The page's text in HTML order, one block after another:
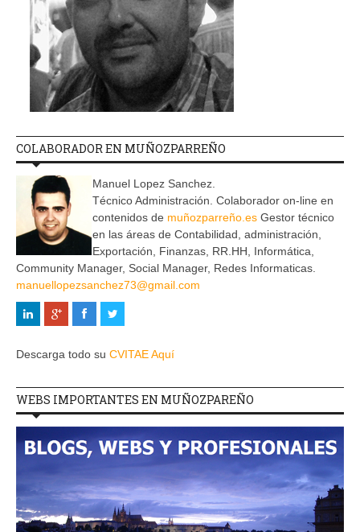
COLABORADOR EN MUÑOZPARREÑO
Manuel Lopez Sanchez.
Técnico Administración. Colaborador on-line en
contenidos de muñozparreño.es Gestor técnico
en las áreas de Contabilidad, administración,
Exportación, Finanzas, RR.HH, Informática,
Community Manager, Social Manager, Redes Informaticas.
manuellopezsanchez73@gmail.com
Descarga todo su CVITAE Aquí
WEBS IMPORTANTES EN MUÑOZPAREÑO